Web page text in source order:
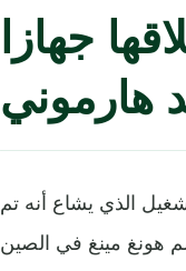
جهازا
هارموني
الذي يشاع أنه تم